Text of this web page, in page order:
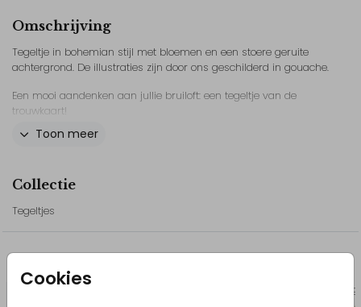
Cookies
Omschrijving
Tegeltje in bohemian stijl met bloemen en een stoere geruite
achtergrond. De illustraties zijn door ons geschilderd in gouache.
Een mooi aandenken aan jullie bruiloft: een tegeltje van de
trouwkaart!
Personaliseer dit tegeltje met elementen van jullie trouwdag. Dit
Toon meer
Collectie
Tegeltjes